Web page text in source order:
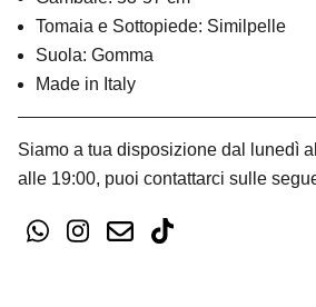
Tomaia e Sottopiede: Similpelle
Suola: Gomma
Made in Italy
Siamo a tua disposizione dal lunedì
alle 19:00, puoi contattarci sulle